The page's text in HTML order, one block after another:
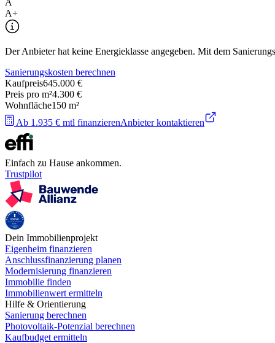
A
A+
Der Anbieter hat keine Energieklasse angegeben. Mit dem
Sanierungskosten berechnen
Kaufpreis645.000 €
Preis pro m²4.300 €
Wohnfläche150 m²
Ab 1.935 € mtl finanzierenAnbieter kontaktieren
Einfach zu Hause ankommen.
Trustpilot
Dein Immobilienprojekt
Eigenheim finanzieren
Anschlussfinanzierung planen
Modernisierung finanzieren
Immobilie finden
Immobilienwert ermitteln
Hilfe & Orientierung
Sanierung berechnen
Photovoltaik-Potenzial berechnen
Kaufbudget ermitteln